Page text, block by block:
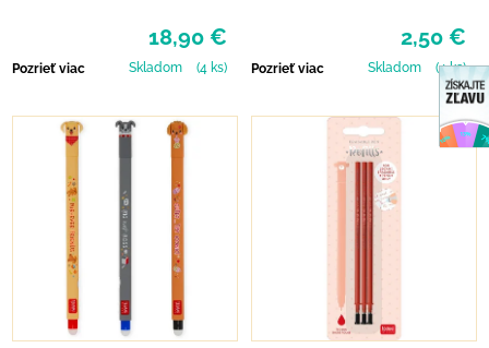
18,90 €
Pozrieť viac Skladom (4 ks)
2,50 €
Pozrieť viac Skladom (4 ks)